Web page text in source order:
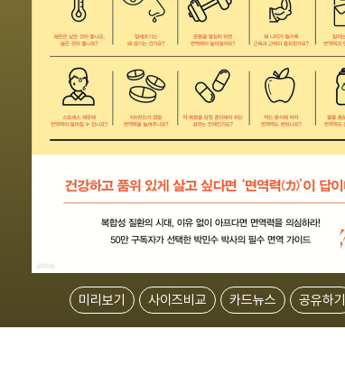
미리보기 사이즈비교 카드뉴스 공유하기